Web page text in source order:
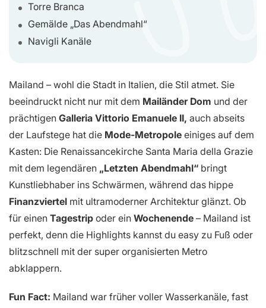
Torre Branca
Gemälde „Das Abendmahl“
Navigli Kanäle
Mailand – wohl die Stadt in Italien, die Stil atmet. Sie
beeindruckt nicht nur mit dem Mailänder Dom und der
prächtigen Galleria Vittorio Emanuele II, auch abseits
der Laufstege hat die Mode-Metropole einiges auf dem
Kasten: Die Renaissancekirche Santa Maria della Grazie
mit dem legendären „Letzten Abendmahl“ bringt
Kunstliebhaber ins Schwärmen, während das hippe
Finanzviertel mit ultramoderner Architektur glänzt. Ob
für einen Tagestrip oder ein Wochenende – Mailand ist
perfekt, denn die Highlights kannst du easy zu Fuß oder
blitzschnell mit der super organisierten Metro
abklappern.
Fun Fact: Mailand war früher voller Wasserkanäle, fast